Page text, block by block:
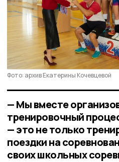
Фото: архив Екатерины Кочевцевой
— Мы вместе
тренировочный
— это не только
поездки на
своих школьных